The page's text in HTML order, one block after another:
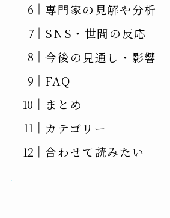
専門家の見解や分析
SNS・世間の反応
今後の見通し・影響
FAQ
まとめ
カテゴリー
合わせて読みたい